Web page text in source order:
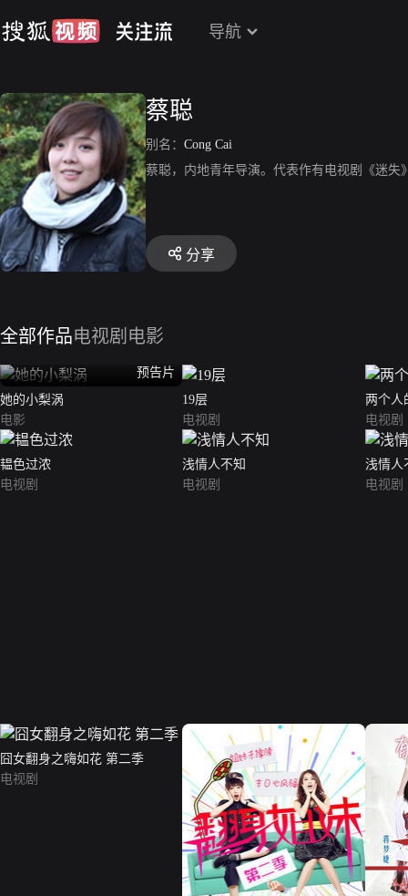
导航
蔡聪
别名： Cong Cai
蔡聪，内地青年导演。代表作有电视剧《迷失
分享
全部作品电视剧 电影
预告片
她的小梨涡
电影
19层
电视剧
两个人
电视剧
韫色过浓
电视剧
浅情人不知
电视剧
浅情人
电视剧
囧女翻身之嗨如花 第二季
电视剧